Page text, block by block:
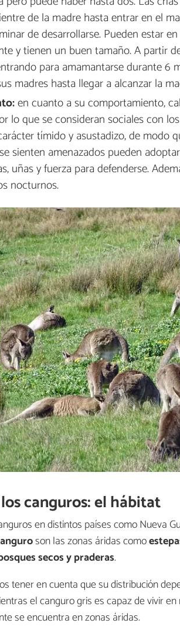
de la madre hasta entrar en el
de desarrollarse. Pueden estar
y tienen un buen tamaño. A partir
para amamantarse durante 6
madres hasta llegar a alcanzar la
en cuanto a su comportamiento,
lo que se consideran sociales con
tímido y asustadizo, de modo
sienten amenazados pueden
uñas y fuerza para defenderse.
nocturnos.
canguros: el hábitat
en distintos países como Nueva
son las zonas áridas como
secos y praderas.
tener en cuenta que su distribución
el canguro gris es capaz de vivir
se encuentra en zonas áridas.